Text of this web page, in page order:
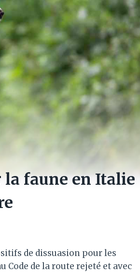
la faune en Italie
de dissuasion pour les
Code de la route rejeté et avec